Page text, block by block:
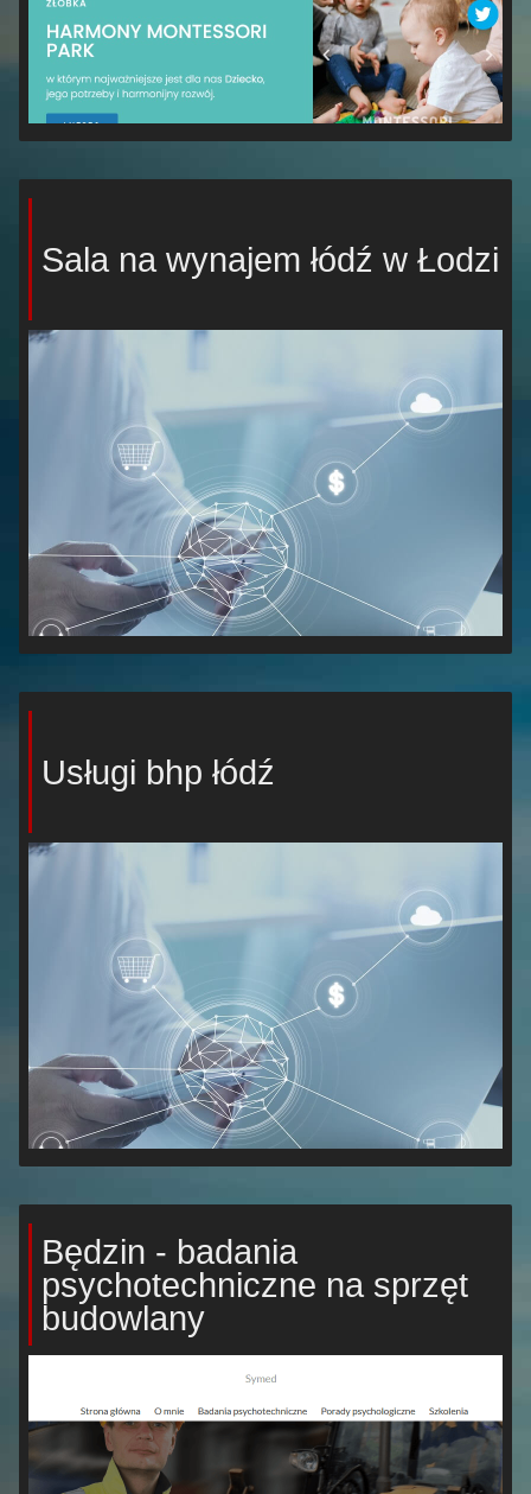
Sala na wynajem łódź w Łodzi
Usługi bhp łódź
Będzin - badania
psychotechniczne na sprzęt
budowlany